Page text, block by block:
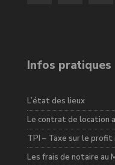
Infos pratiques
L’état des lieux
Le contrat de location
TPI – Taxe sur le profit
Les frais de notaire au